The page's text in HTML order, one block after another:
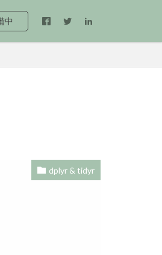
中
dplyr & tidyr